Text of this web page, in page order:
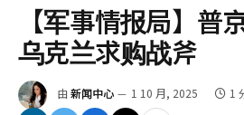
【军事情报局】普
乌克兰求购战斧
由 新闻中心 1 10 月, 2025 1